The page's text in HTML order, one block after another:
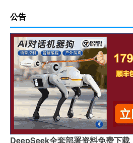
公告
DeepSeek全套部署资料免费下载